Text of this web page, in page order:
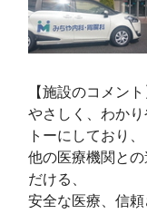
【施設のコメント
やさしく、わか
トーにしており、
他の医療機関と
だける、
安全な医療、信